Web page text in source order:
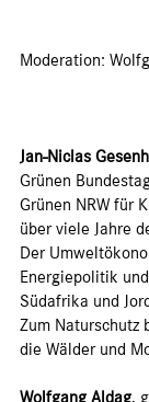
Moderation:
Jan-Niclas
Grünen
Grünen NRW für
über viele Jahre
Der
Energiepolitik
Südafrika und
Zum Naturschutz
die Wälder und
Wolfgang Aldag,